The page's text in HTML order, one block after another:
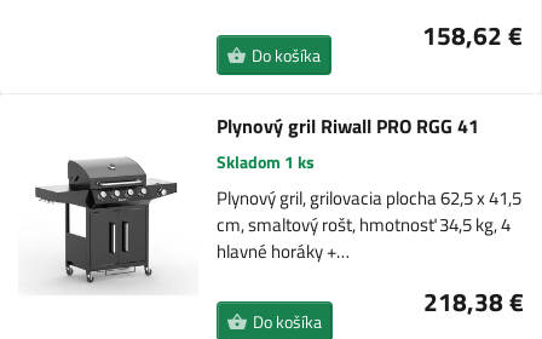
158,62 €
Do košíka
Plynový gril Riwall PRO RGG 41
Skladom 1 ks
Plynový gril, grilovacia plocha 62,5 x 41,5
cm, smaltový rošt, hmotnosť 34,5 kg, 4
hlavné horáky +…
218,38 €
Do košíka